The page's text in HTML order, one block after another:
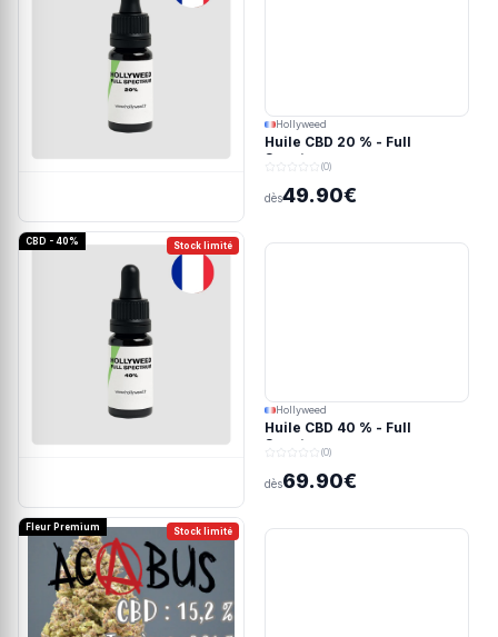
Hollyweed
Huile CBD 20 % - Full
Spectrum
(0)
dès49.90€
Stock limité
CBD - 40%
Hollyweed
Huile CBD 40 % - Full
Spectrum
(0)
dès69.90€
Stock limité
Fleur Premium